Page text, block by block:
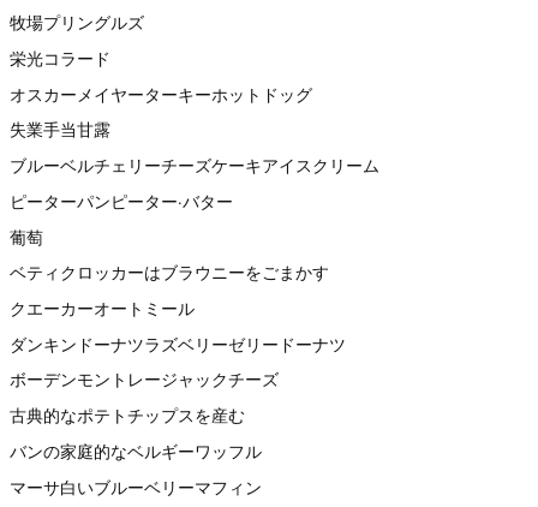
牧場プリングルズ
栄光コラード
オスカーメイヤーターキーホットドッグ
失業手当甘露
ブルーベルチェリーチーズケーキアイスクリーム
ピーターパンピーター·バター
葡萄
ベティクロッカーはブラウニーをごまかす
クエーカーオートミール
ダンキンドーナツラズベリーゼリードーナツ
ボーデンモントレージャックチーズ
古典的なポテトチップスを産む
バンの家庭的なベルギーワッフル
マーサ白いブルーベリーマフィン